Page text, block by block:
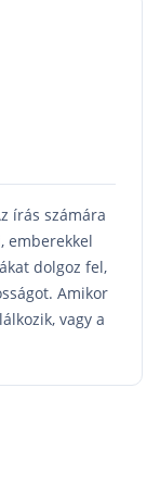
Hogyan válassz?
az 50 leggyakoribb
Otthonbiztosítás
írás számára
emberekkel
dolgoz fel,
Amikor
vagy a